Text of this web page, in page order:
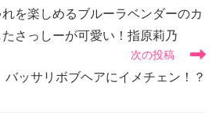
を楽しめるブルーラベンダーのカ
さっしーが可愛い！指原莉乃
次の投稿
ッサリボブヘアにイメチェン！？